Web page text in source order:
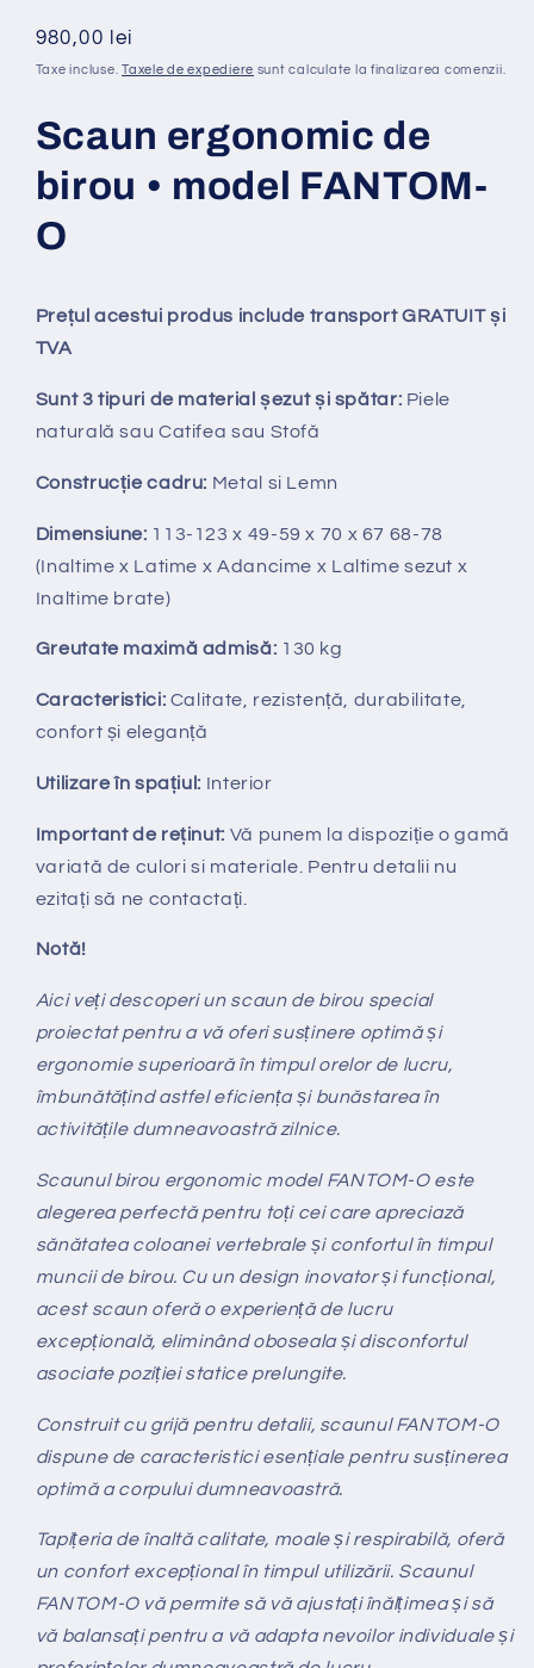
Preț
obișnuit
980,00 lei
Taxe incluse.Taxele de expediere sunt calculate la finalizarea comenzii.
Scaun ergonomic de
birou • model FANTOM-
O
Prețul acestui produs include transport GRATUIT și
TVA
Sunt 3 tipuri de material șezut și spătar: Piele
naturală sau Catifea sau Stofă
Construcție cadru: Metal si Lemn
Dimensiune: 113-123 x 49-59 x 70 x 67 68-78
(Inaltime x Latime x Adancime x Laltime sezut x
Inaltime brate)
Greutate maximă admisă: 130 kg
Caracteristici: Calitate, rezistență, durabilitate,
confort și eleganță
Utilizare în spațiul: Interior
Important de reținut: Vă punem la dispozițieo gamă
variată de culori si materiale. Pentru detalii nu
ezitați să ne contactați.
Notă!
Aici veți descoperi un scaun de birou special
proiectat pentru a vă oferi susținere optimă și
ergonomie superioară în timpul orelor de lucru,
îmbunătățind astfel eficiența și bunăstarea în
activitățile dumneavoastră zilnice.
Scaunul birou ergonomic model FANTOM-O este
alegerea perfectă pentru toți cei care apreciază
sănătatea coloanei vertebrale și confortul în timpul
muncii de birou. Cu un design inovator și funcțional,
acest scaun oferă o experiență de lucru
excepțională, eliminând oboseala și disconfortul
asociate poziției statice prelungite.
Construit cu grijă pentru detalii, scaunul FANTOM-O
dispune de caracteristici esențiale pentru susținerea
optimă a corpului dumneavoastră.
Tapițeria de înaltă calitate, moale și respirabilă, oferă
un confort excepțional în timpul utilizării. Scaunul
FANTOM-O vă permite să vă ajustați înălțimea și să
vă balansați pentru a vă adapta nevoilor individuale și